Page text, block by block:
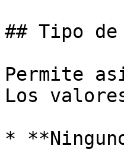
## Tipo de
Permite
Los
*